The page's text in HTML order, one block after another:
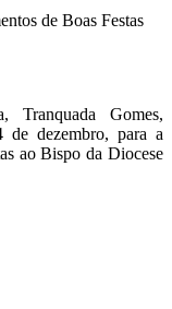
de Boas Festas
Tranquada Gomes,
de dezembro, para a
ao Bispo da Diocese